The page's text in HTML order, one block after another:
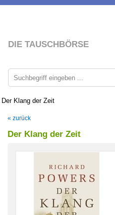
DIE TAUSCHBÖRSE
Der Klang der Zeit
« zurück
Der Klang der Zeit